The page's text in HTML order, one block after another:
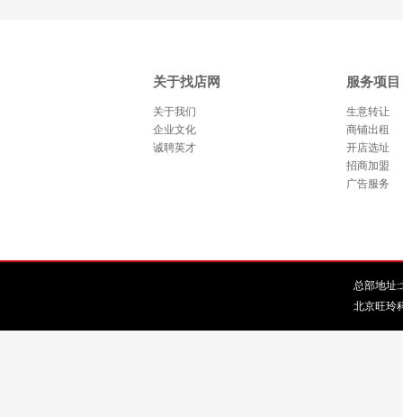
关于找店网
关于我们
企业文化
诚聘英才
服务项目
生意转让
商铺出租
开店选址
招商加盟
广告服务
总部地址:
北京旺玲